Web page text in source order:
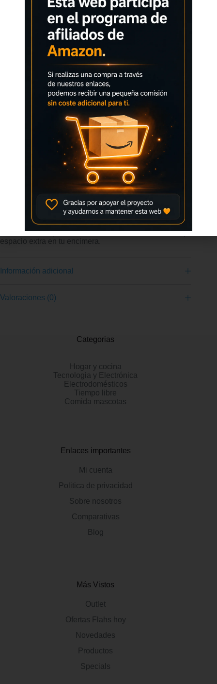
ALTA POTENCIA Y CONTROL DIGITAL. Con 2000W de
potencia, este grill eléctrico incorpora una pantalla LCD
intuitiva que permite ajustar la temperatura con precisión hasta
230 C y configurar el tiempo de cocción. Esto garantiza un
control total para cocinar todo tipo de alimentos de manera
uniforme y profesional, ya sea como plancha cocina eléctrica o
como parrilla. PLACA SUPERIOR FLOTANTE ADAPTABLE.
La placa superior flotante se ajusta automáticamente al grosor
de los alimentos, asegurando un contacto perfecto y una
cocción homogénea sin importar el tamaño o la forma de lo
que prepares. Esto mejora significativamente la calidad y
textura final de tus platos. COCCIÓN VERSÁTIL Y
AJUSTABLE. Gracias a su apertura regulable entre 105 y 180,
este grill funciona tanto como grill sandwichera plancha
cerrada para sándwiches o como tostadora horizontal abierta
para cocinar varios alimentos al mismo tiempo, como carnes,
verduras y pescados, optimizando el tiempo y los resultados.
PLACAS DESMONTABLES Y ANTIADHERENTES DE GRAN
TAMAÑO. Las placas extraíbles de 29×23 cm cuentan con un
revestimiento antiadherente que evita que los alimentos se
peguen y facilita enormemente la limpieza. Su tamaño amplio
te permite preparar porciones generosas con total comodidad y
sin preocupaciones. DISEÑO PRÁCTICO Y FUNCIONAL
PARA TU COCINA. Este grill incluye una bandeja recoge
grasas que mantiene tu cocina limpia y ordenada, un asa de
tacto frío para manipularlo con seguridad, y un sistema recoge
cables trasero que facilita su almacenamiento sin ocupar
espacio extra en tu encimera.
Información adicional
Valoraciones (0)
Categorias
Hogar y cocina
Tecnologia y Electrónica
Electrodomésticos
Tiempo libre
Comida mascotas
Enlaces importantes
Mi cuenta
Politica de privacidad
Sobre nosotros
Comparativas
Blog
Más Vistos
Outlet
Ofertas Flahs hoy
Novedades
Productos
Specials